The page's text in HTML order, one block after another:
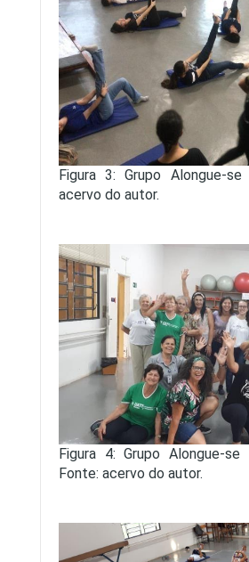
Figura 3: Grupo Alongue-
acervo do autor.
Figura 4: Grupo Alongue-
Fonte: acervo do autor.